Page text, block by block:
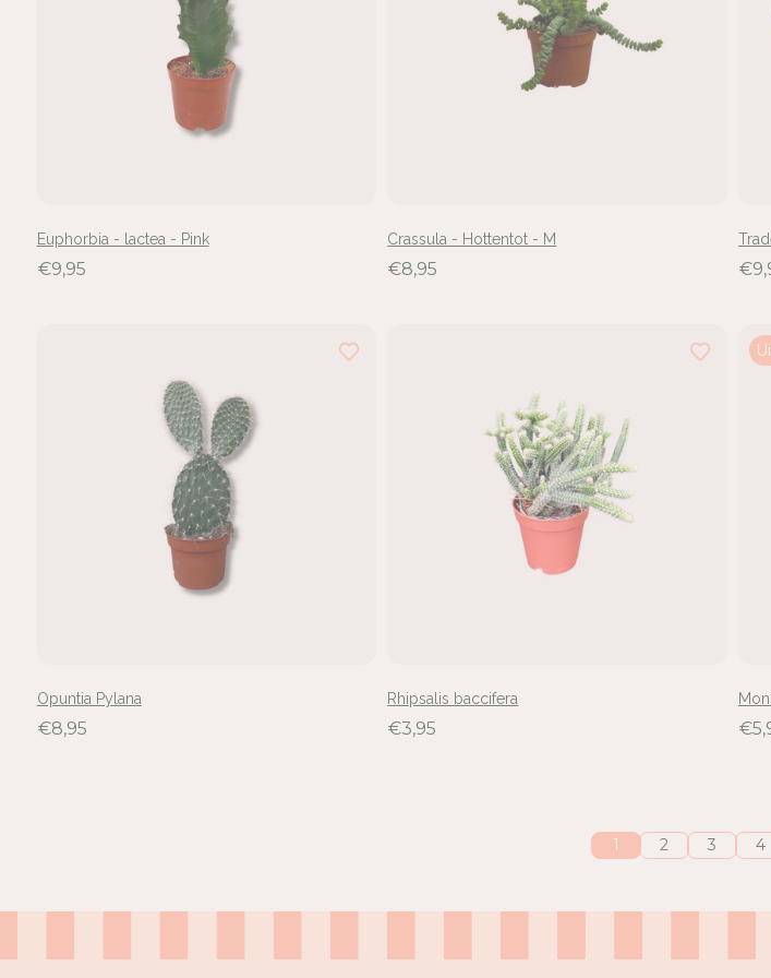
Euphorbia - lactea - Pink
€9,95
Crassula - Hottentot - M
€8,95
Opuntia Pylana
€8,95
Rhipsalis baccifera
€3,95
1 2 3 4